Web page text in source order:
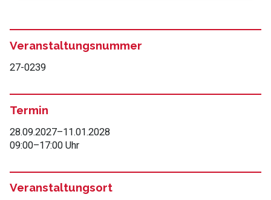
Veranstaltungsnummer
27-0239
Termin
28.09.2027–11.01.2028
09:00–17:00 Uhr
Veranstaltungsort